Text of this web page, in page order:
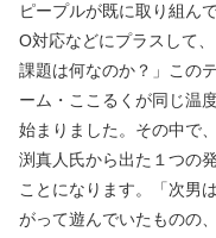
ピープルが既に取り組ん
O対応などにプラスして
課題は何なのか？」この
ーム・ここるくが同じ温
始まりました。その中で
渕真人氏から出た１つの
ことになります。「次男
がって遊んでいたものの